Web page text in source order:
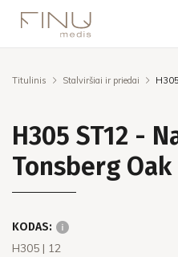
Titulinis Stalviršiai ir priedai
H305 ST12 -
Tonsberg Oak
KODAS:
H305 | 12